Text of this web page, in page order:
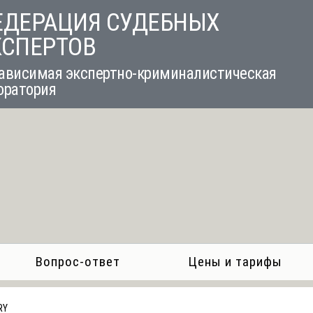
СУДЕБНЫХ
экспертно-криминалистическая
Вопрос-ответ Цены и тарифы